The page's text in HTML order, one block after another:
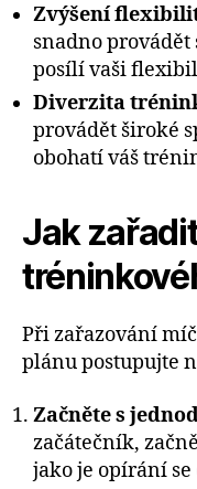
Zvýšení
snadno
posílí vaši
Diverzita
provádět široké
obohatí váš
Jak
Při zařazování
plánu postupujte
Začněte s
začátečník,
jako je opírání